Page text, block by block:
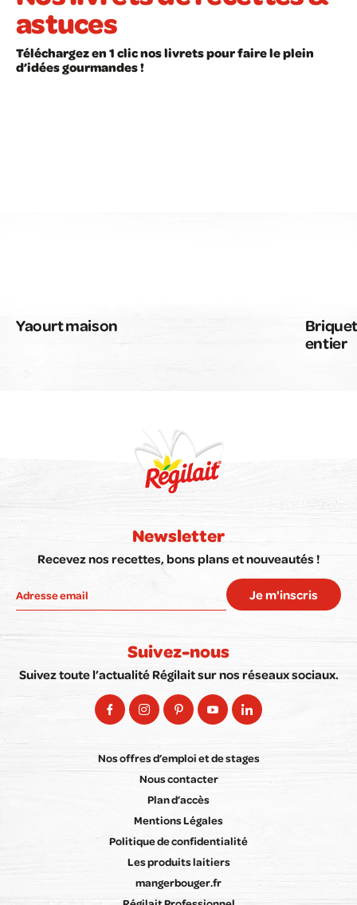
astuces
Téléchargez en 1 clic nos livrets pour faire le plein
d’idées gourmandes !
Yaourt maison
entier
Newsletter
Recevez nos recettes, bons plans et nouveautés !
Je m'inscris
Suivez-nous
Suivez toute l’actualité Régilait sur nos réseaux sociaux.
Nos offres d’emploi et de stages
Nous contacter
Plan d’accès
Mentions Légales
Politique de confidentialité
Les produits laitiers
mangerbouger.fr